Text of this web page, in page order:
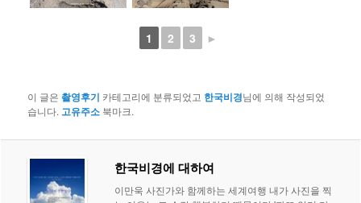
1 2 3 ►
이 글은촬영후기 카테고리에 분류되었고 한국비경님에 의해 작성되었
습니다. 고유주소 북마크.
한국비경에 대하여
이만욱 사진가와 함께하는 세계여행 내가 사진을 찍